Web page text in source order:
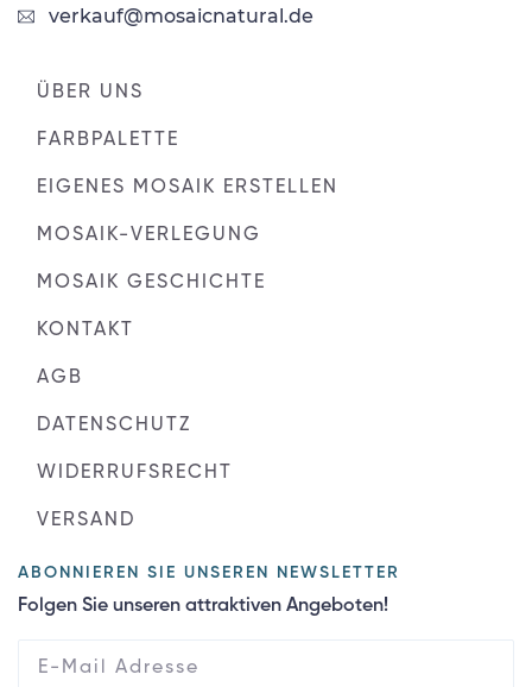
verkauf@mosaicnatural.de
ÜBER UNS
FARBPALETTE
EIGENES MOSAIK ERSTELLEN
MOSAIK-VERLEGUNG
MOSAIK GESCHICHTE
KONTAKT
AGB
DATENSCHUTZ
WIDERRUFSRECHT
VERSAND
ABONNIEREN SIE UNSEREN NEWSLETTER
Folgen Sie unseren attraktiven Angeboten!